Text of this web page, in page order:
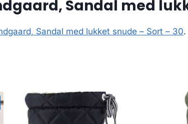
Sandal med
Sandal med lukket snude – Sort – 30.